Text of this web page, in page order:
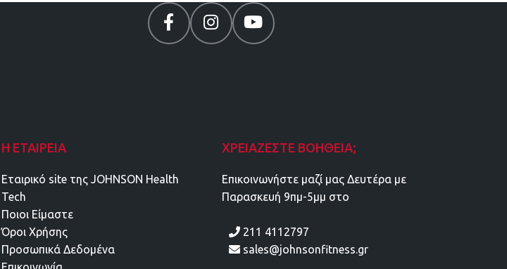
Η ΕΤΑΙΡΕΊΑ
Εταιρικό site της JOHNSON Health
Tech
Ποιοι Είμαστε
Όροι Χρήσης
Προσωπικά Δεδομένα
ΧΡΕΙΆΖΕΣΤΕ ΒΟΉΘΕΙΑ;
Επικοινωνήστε μαζί μας Δευτέρα με
Παρασκευή 9πμ-5μμ στο
211 4112797
sales@johnsonfitness.gr